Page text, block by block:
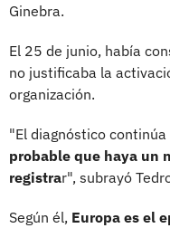
Ginebra.
El 25 de junio, había
no justificaba la
organización.
"El diagnóstico
probable que haya un
registrar", subrayó
Según él, Europa es el